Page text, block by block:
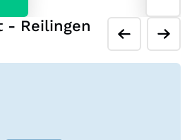
is een modern hotel hoog in
voor families, in
fietsmogelijkheden.
- Reilingen